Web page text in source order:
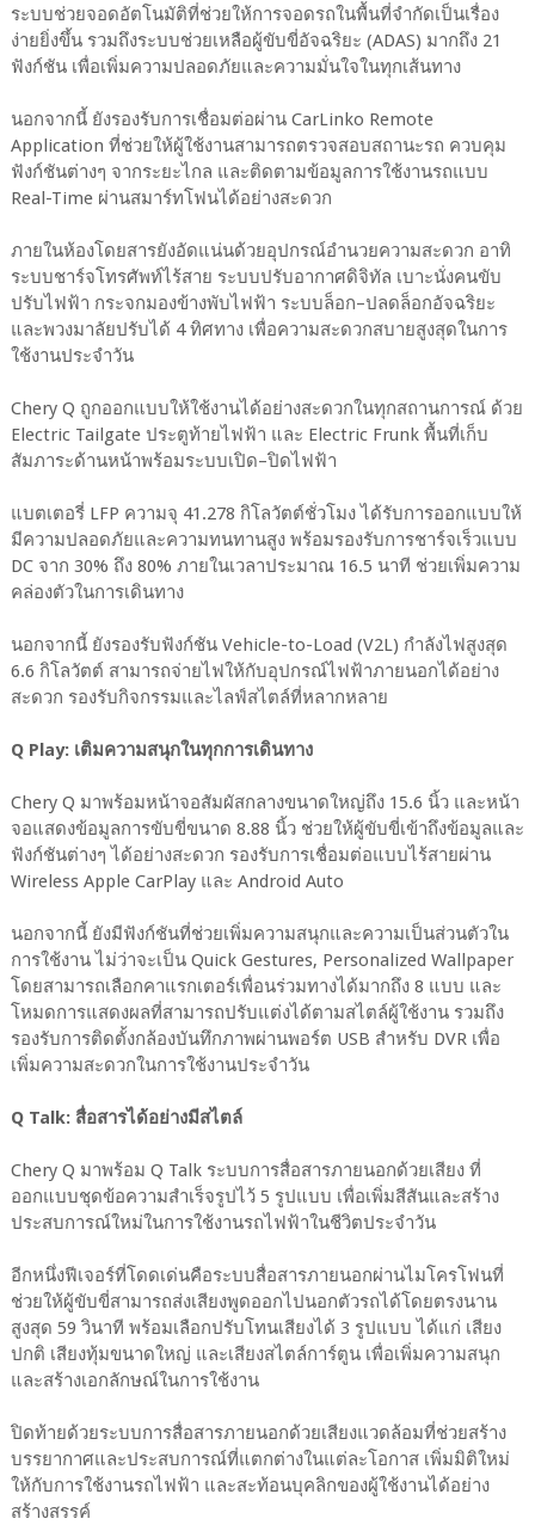
ระบบช่วยจอดอัตโนมัติที่ช่วยให้การจอดรถในพื้นที่จำกัดเป็นเรื่อง
ง่ายยิ่งขึ้น รวมถึงระบบช่วยเหลือผู้ขับขี่อัจฉริยะ (ADAS) มากถึง 21
ฟังก์ชัน เพื่อเพิ่มความปลอดภัยและความมั่นใจในทุกเส้นทาง
นอกจากนี้ ยังรองรับการเชื่อมต่อผ่าน CarLinko Remote
Application ที่ช่วยให้ผู้ใช้งานสามารถตรวจสอบสถานะรถ ควบคุม
ฟังก์ชันต่างๆ จากระยะไกล และติดตามข้อมูลการใช้งานรถแบบ
Real-Time ผ่านสมาร์ทโฟนได้อย่างสะดวก
ภายในห้องโดยสารยังอัดแน่นด้วยอุปกรณ์อำนวยความสะดวก อาทิ
ระบบชาร์จโทรศัพท์ไร้สาย ระบบปรับอากาศดิจิทัล เบาะนั่งคนขับ
ปรับไฟฟ้า กระจกมองข้างพับไฟฟ้า ระบบล็อก–ปลดล็อกอัจฉริยะ
และพวงมาลัยปรับได้ 4 ทิศทาง เพื่อความสะดวกสบายสูงสุดในการ
ใช้งานประจำวัน
Chery Q ถูกออกแบบให้ใช้งานได้อย่างสะดวกในทุกสถานการณ์ ด้วย
Electric Tailgate ประตูท้ายไฟฟ้า และ Electric Frunk พื้นที่เก็บ
สัมภาระด้านหน้าพร้อมระบบเปิด–ปิดไฟฟ้า
แบตเตอรี่ LFP ความจุ 41.278 กิโลวัตต์ชั่วโมง ได้รับการออกแบบให้
มีความปลอดภัยและความทนทานสูง พร้อมรองรับการชาร์จเร็วแบบ
DC จาก 30% ถึง 80% ภายในเวลาประมาณ 16.5 นาที ช่วยเพิ่มความ
คล่องตัวในการเดินทาง
นอกจากนี้ ยังรองรับฟังก์ชัน Vehicle-to-Load (V2L) กำลังไฟสูงสุด
6.6 กิโลวัตต์ สามารถจ่ายไฟให้กับอุปกรณ์ไฟฟ้าภายนอกได้อย่าง
สะดวก รองรับกิจกรรมและไลฟ์สไตล์ที่หลากหลาย
Q Play: เติมความสนุกในทุกการเดินทาง
Chery Q มาพร้อมหน้าจอสัมผัสกลางขนาดใหญ่ถึง 15.6 นิ้ว และหน้า
จอแสดงข้อมูลการขับขี่ขนาด 8.88 นิ้ว ช่วยให้ผู้ขับขี่เข้าถึงข้อมูลและ
ฟังก์ชันต่างๆ ได้อย่างสะดวก รองรับการเชื่อมต่อแบบไร้สายผ่าน
Wireless Apple CarPlay และ Android Auto
นอกจากนี้ ยังมีฟังก์ชันที่ช่วยเพิ่มความสนุกและความเป็นส่วนตัวใน
การใช้งาน ไม่ว่าจะเป็น Quick Gestures, Personalized Wallpaper
โดยสามารถเลือกคาแรกเตอร์เพื่อนร่วมทางได้มากถึง 8 แบบ และ
โหมดการแสดงผลที่สามารถปรับแต่งได้ตามสไตล์ผู้ใช้งาน รวมถึง
รองรับการติดตั้งกล้องบันทึกภาพผ่านพอร์ต USB สำหรับ DVR เพื่อ
เพิ่มความสะดวกในการใช้งานประจำวัน
Q Talk: สื่อสารได้อย่างมีสไตล์
Chery Q มาพร้อม Q Talk ระบบการสื่อสารภายนอกด้วยเสียง ที่
ออกแบบชุดข้อความสำเร็จรูปไว้ 5 รูปแบบ เพื่อเพิ่มสีสันและสร้าง
ประสบการณ์ใหม่ในการใช้งานรถไฟฟ้าในชีวิตประจำวัน
อีกหนึ่งฟีเจอร์ที่โดดเด่นคือระบบสื่อสารภายนอกผ่านไมโครโฟนที่
ช่วยให้ผู้ขับขี่สามารถส่งเสียงพูดออกไปนอกตัวรถได้โดยตรงนาน
สูงสุด 59 วินาที พร้อมเลือกปรับโทนเสียงได้ 3 รูปแบบ ได้แก่ เสียง
ปกติ เสียงทุ้มขนาดใหญ่ และเสียงสไตล์การ์ตูน เพื่อเพิ่มความสนุก
และสร้างเอกลักษณ์ในการใช้งาน
ปิดท้ายด้วยระบบการสื่อสารภายนอกด้วยเสียงแวดล้อมที่ช่วยสร้าง
บรรยากาศและประสบการณ์ที่แตกต่างในแต่ละโอกาส เพิ่มมิติใหม่
ให้กับการใช้งานรถไฟฟ้า และสะท้อนบุคลิกของผู้ใช้งานได้อย่าง
สร้างสรรค์